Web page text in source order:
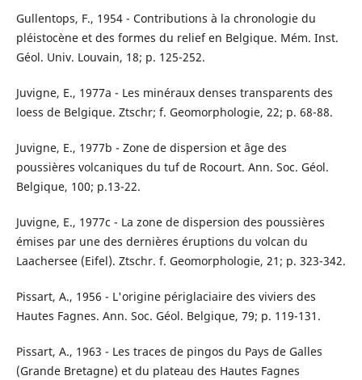
Gullentops, F., 1954 - Contributions à la chronologie du
pléistocène et des formes du relief en Belgique. Mém. Inst.
Géol. Univ. Louvain, 18; p. 125-252.
Juvigne, E., 1977a - Les minéraux denses transparents des
loess de Belgique. Ztschr; f. Geomorphologie, 22; p. 68-88.
Juvigne, E., 1977b - Zone de dispersion et âge des
poussières volcaniques du tuf de Rocourt. Ann. Soc. Géol.
Belgique, 100; p.13-22.
Juvigne, E., 1977c - La zone de dispersion des poussières
émises par une des dernières éruptions du volcan du
Laachersee (Eifel). Ztschr. f. Geomorphologie, 21; p. 323-342.
Pissart, A., 1956 - L'origine périglaciaire des viviers des
Hautes Fagnes. Ann. Soc. Géol. Belgique, 79; p. 119-131.
Pissart, A., 1963 - Les traces de pingos du Pays de Galles
(Grande Bretagne) et du plateau des Hautes Fagnes